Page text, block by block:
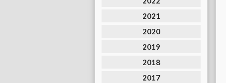
2021
2020
2019
2018
2017